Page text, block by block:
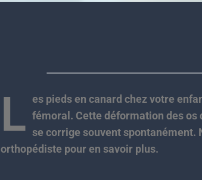
L es pieds en canard chez votre
fémoral. Cette déformation des os
se corrige souvent spontanément.
orthopédiste pour en savoir plus.